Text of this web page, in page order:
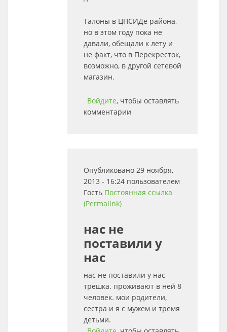
Талоны в ЦПСИДе района,
но в этом году пока не
давали, обещали к лету и
не факт, что в Перекресток,
возможно, в другой сетевой
магазин.
Войдите, чтобы оставлять
комментарии
Опубликовано 29 ноября,
2013 - 16:24 пользователем
Гость Постоянная ссылка
(Permalink)
нас не
поставили у
нас
нас не поставили у нас
трешка. проживают в ней 8
человек. мои родители,
сестра и я с мужем и тремя
детьми.